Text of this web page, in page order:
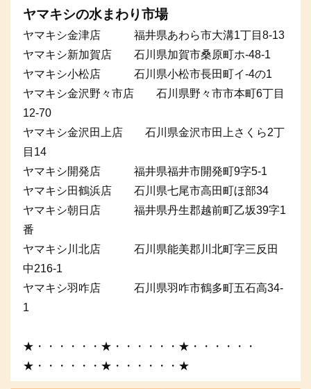
ヤマキシの水まわり市場
ヤマキシ金津店 福井県あわら市大溝1丁目8-13
ヤマキシ新加賀店 石川県加賀市桑原町ホ-48-1
ヤマキシ小松店 石川県小松市長田町イ-4の1
ヤマキシ金沢野々市店 石川県野々市市本町6丁目
12-70
ヤマキシ金沢田上店 石川県金沢市田上さくら2丁
目14
ヤマキシ開発店 福井県福井市開発町9字5-1
ヤマキシ田鶴浜店 石川県七尾市高田町ほ部34
ヤマキシ朝日店 福井県丹生郡越前町乙坂39字1
番
ヤマキシ川北店 石川県能美郡川北町字三反田
中216-1
ヤマキシ羽咋店 石川県羽咋市鶴多町五石高34-
1
★・・・・・・★・・・・・・★・・・・・・
★・・・・・・★・・・・・・★